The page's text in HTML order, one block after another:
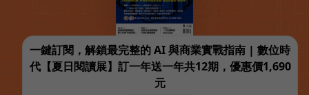
一鍵訂閱，解鎖最完整的 AI 與商業實戰指南 | 數位時
代【夏日閱讀展】訂一年送一年共12期，優惠價1,690
元